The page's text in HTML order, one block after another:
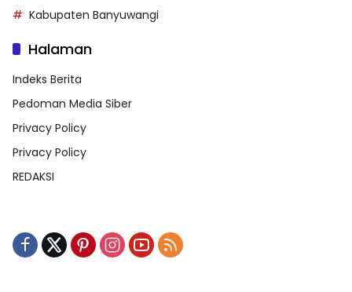
Kabupaten Banyuwangi
Halaman
Indeks Berita
Pedoman Media Siber
Privacy Policy
Privacy Policy
REDAKSI